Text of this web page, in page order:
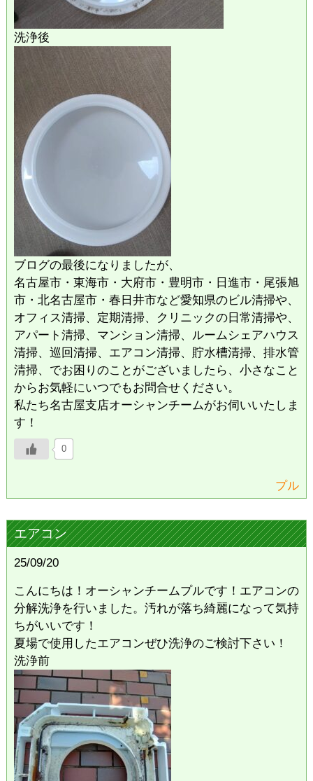
洗浄後
ブログの最後になりましたが、
名古屋市・東海市・大府市・豊明市・日進市・尾張旭
市・北名古屋市・春日井市など愛知県のビル清掃や、
オフィス清掃、定期清掃、クリニックの日常清掃や、
アパート清掃、マンション清掃、ルームシェアハウス
清掃、巡回清掃、エアコン清掃、貯水槽清掃、排水管
清掃、でお困りのことがございましたら、小さなこと
からお気軽にいつでもお問合せください。
私たち名古屋支店オーシャンチームがお伺いいたしま
す！
0
プル
エアコン
25/09/20
こんにちは！オーシャンチームプルです！エアコンの
分解洗浄を行いました。汚れが落ち綺麗になって気持
ちがいいです！
夏場で使用したエアコンぜひ洗浄のご検討下さい！
洗浄前